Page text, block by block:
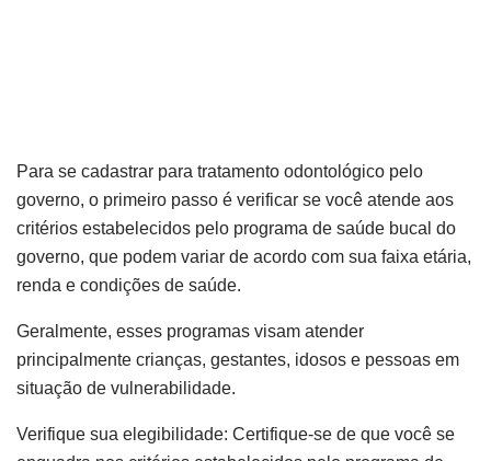
Para se cadastrar para tratamento odontológico pelo
governo, o primeiro passo é verificar se você atende aos
critérios estabelecidos pelo programa de saúde bucal do
governo, que podem variar de acordo com sua faixa etária,
renda e condições de saúde.
Geralmente, esses programas visam atender
principalmente crianças, gestantes, idosos e pessoas em
situação de vulnerabilidade.
Verifique sua elegibilidade: Certifique-se de que você se